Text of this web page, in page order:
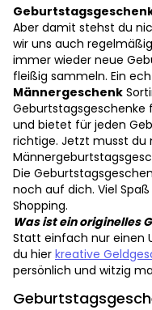
Aber damit stehst du
wir uns auch
immer wieder neue
fleißig sammeln. Ein
Männergeschenk
und bietet für jeden
richtige. Jetzt musst du
Die
noch auf dich. Viel
Shopping.
Was ist ein originelles
Statt einfach nur einen
du hier kreative
persönlich und witzig